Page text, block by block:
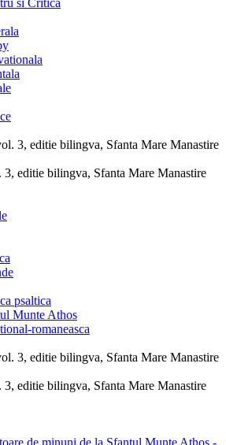
editie bilingva, Sfanta Mare Manastire
psaltica
Munte Athos
romaneasca
editie bilingva, Sfanta Mare Manastire
de minuni de la Sfantul Munte Athos -